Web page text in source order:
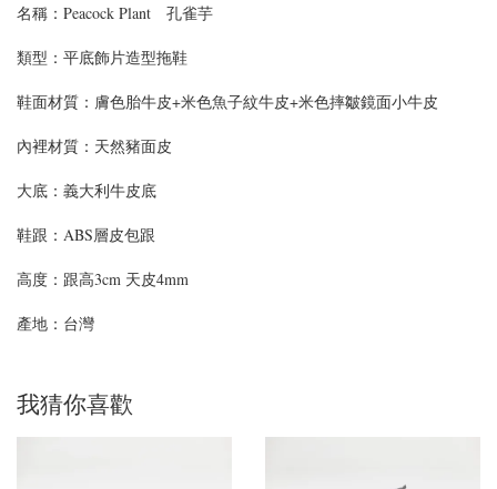
名稱：Peacock Plant 孔雀芋
類型：平底飾片造型拖鞋
鞋面材質：膚色胎牛皮+米色魚子紋牛皮+米色摔皺鏡面小牛皮
內裡材質：天然豬面皮
大底：義大利牛皮底
鞋跟：ABS層皮包跟
高度：跟高3cm 天皮4mm
產地：台灣
我猜你喜歡